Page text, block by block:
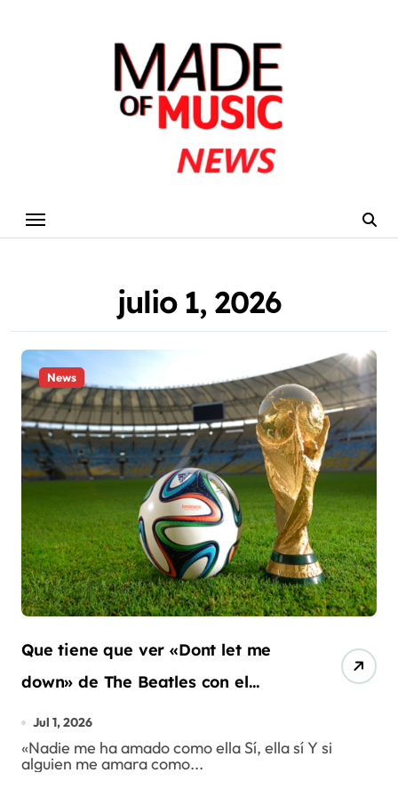
julio 1, 2026
News
Que tiene que ver «Dont let me
down» de The Beatles con el
mundial?
Jul 1, 2026
«Nadie me ha amado como ella Sí, ella sí Y si
alguien me amara como...